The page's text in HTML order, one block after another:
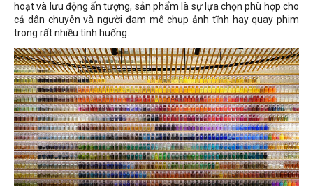
hoạt và lưu động ấn tượng, sản phẩm là sự lựa chọn phù hợp cho
cả dân chuyên và người đam mê chụp ảnh tĩnh hay quay phim
trong rất nhiều tình huống.